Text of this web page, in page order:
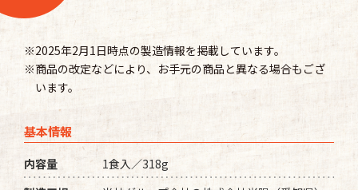
※2025年2月1日時点の製造情報を掲載しています。
※商品の改定などにより、お手元の商品と異なる場合もござ
います。
基本情報
内容量
1食入／318g